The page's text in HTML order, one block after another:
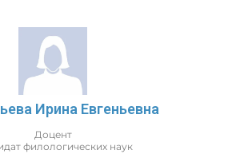
Ирина Евгеньевна
Доцент
филологических наук